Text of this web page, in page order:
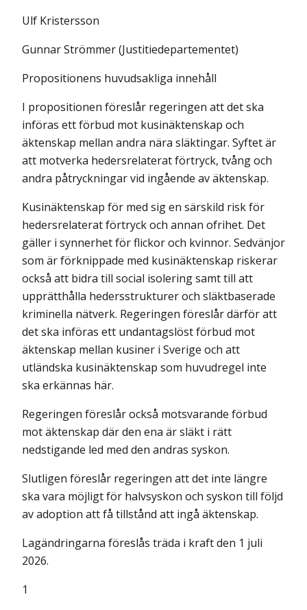
Ulf Kristersson
Gunnar Strömmer (Justitiedepartementet)
Propositionens huvudsakliga innehåll
I propositionen föreslår regeringen att det ska
införas ett förbud mot kusinäktenskap och
äktenskap mellan andra nära släktingar. Syftet är
att motverka hedersrelaterat förtryck, tvång och
andra påtryckningar vid ingående av äktenskap.
Kusinäktenskap för med sig en särskild risk för
hedersrelaterat förtryck och annan ofrihet. Det
gäller i synnerhet för flickor och kvinnor. Sedvänjor
som är förknippade med kusinäktenskap riskerar
också att bidra till social isolering samt till att
upprätthålla hedersstrukturer och släktbaserade
kriminella nätverk. Regeringen föreslår därför att
det ska införas ett undantagslöst förbud mot
äktenskap mellan kusiner i Sverige och att
utländska kusinäktenskap som huvudregel inte
ska erkännas här.
Regeringen föreslår också motsvarande förbud
mot äktenskap där den ena är släkt i rätt
nedstigande led med den andras syskon.
Slutligen föreslår regeringen att det inte längre
ska vara möjligt för halvsyskon och syskon till följd
av adoption att få tillstånd att ingå äktenskap.
Lagändringarna föreslås träda i kraft den 1 juli
2026.
1